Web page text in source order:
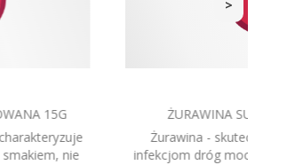
ŚLIWKA SUSZONA 40G
Suszone śliwki skutecznie chronią przed
starzeniem i nowotworami. Jedna śliwka
>